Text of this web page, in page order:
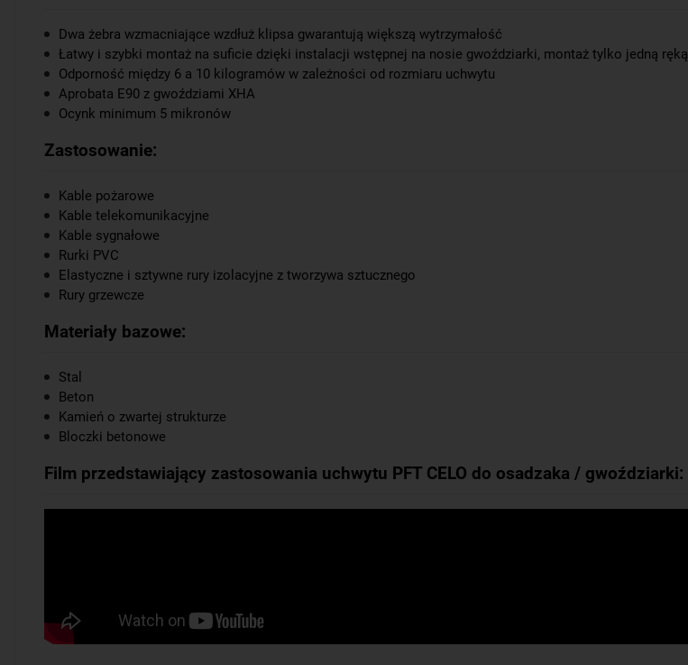
Dwa żebra wzmacniające wzdłuż klipsa gwarantują większą wytrzymałość
Łatwy i szybki montaż na suficie dzięki instalacji wstępnej na nosie gwoździarki, montaż tylko jedną ręką
Odporność między 6 a 10 kilogramów w zależności od rozmiaru uchwytu
Aprobata E90 z gwoździami XHA
Ocynk minimum 5 mikronów
Zastosowanie:
Kable pożarowe
Kable telekomunikacyjne
Kable sygnałowe
Rurki PVC
Elastyczne i sztywne rury izolacyjne z tworzywa sztucznego
Rury grzewcze
Materiały bazowe:
Stal
Beton
Kamień o zwartej strukturze
Bloczki betonowe
Film przedstawiający zastosowania uchwytu PFT CELO do osadzaka / gwoździarki: